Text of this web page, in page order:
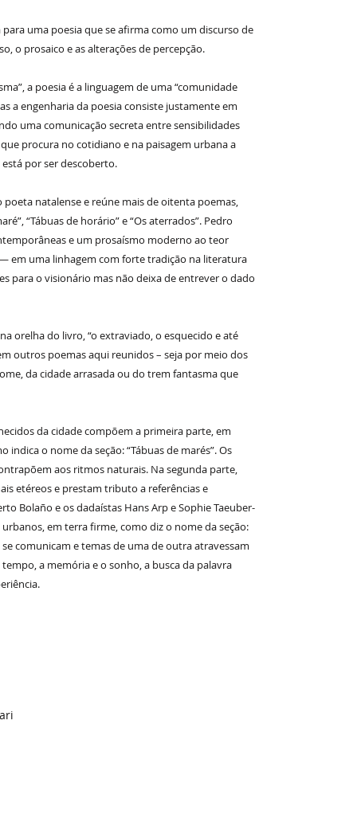
uma poesia que se afirma como um discurso de
o prosaico e as alterações de percepção.
a poesia é a linguagem de uma “comunidade
a engenharia da poesia consiste justamente em
uma comunicação secreta entre sensibilidades
procura no cotidiano e na paisagem urbana a
por ser descoberto.
natalense e reúne mais de oitenta poemas,
“Tábuas de horário” e “Os aterrados”. Pedro
e um prosaísmo moderno ao teor
em uma linhagem com forte tradição na literatura
para o visionário mas não deixa de entrever o dado
orelha do livro, “o extraviado, o esquecido e até
outros poemas aqui reunidos – seja por meio dos
da cidade arrasada ou do trem fantasma que
da cidade compõem a primeira parte, em
o nome da seção: “Tábuas de marés”. Os
aos ritmos naturais. Na segunda parte,
etéreos e prestam tributo a referências e
Bolaño e os dadaístas Hans Arp e Sophie Taeuber-
em terra firme, como diz o nome da seção:
comunicam e temas de uma de outra atravessam
a memória e o sonho, a busca da palavra